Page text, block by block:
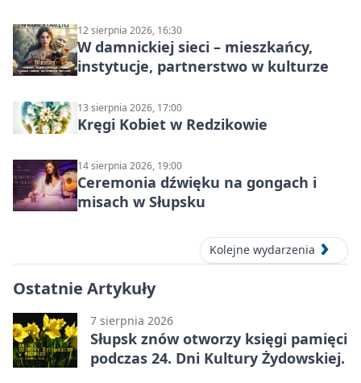
12 sierpnia 2026, 16:30
W damnickiej sieci – mieszkańcy,
instytucje, partnerstwo w kulturze
13 sierpnia 2026, 17:00
Kręgi Kobiet w Redzikowie
14 sierpnia 2026, 19:00
Ceremonia dźwięku na gongach i
misach w Słupsku
Kolejne wydarzenia
Ostatnie Artykuły
7 sierpnia 2026
Słupsk znów otworzy księgi pamięci
podczas 24. Dni Kultury Żydowskiej.